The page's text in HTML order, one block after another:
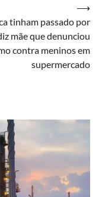
tinham passado por
diz mãe que denunciou
contra meninos em
supermercado
⟶